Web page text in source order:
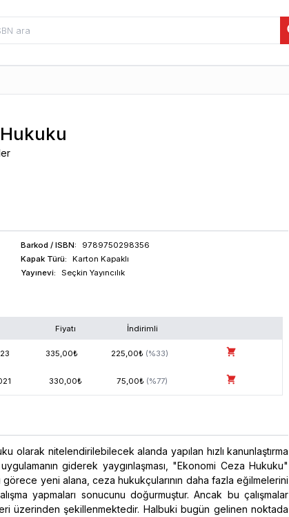
Barkod / ISBN:
9789750298356
Kapak Türü:
Karton Kapaklı
Yayınevi:
Seçkin Yayıncılık
Fiyatı İndirimli
335,00₺ 225,00₺ (%33)
330,00₺ 75,00₺ (%77)
olarak nitelendirilebilecek alanda yapılan hızlı kanunlaştırma
giderek yaygınlaşması, "Ekonomi Ceza Hukuku"
görece yeni alana, ceza hukukçularının daha fazla eğilmelerini
yapmaları sonucunu doğurmuştur. Ancak bu çalışmalar
üzerinden şekillenmektedir. Halbuki bugün gelinen noktada